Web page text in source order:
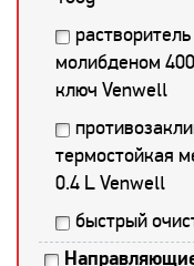
молибденом
ключ Venwell
термостойкая
0.4 L Venwell
быстрый